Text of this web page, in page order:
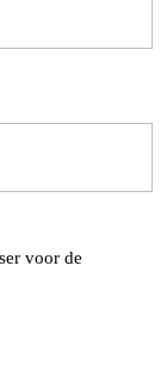
voor de